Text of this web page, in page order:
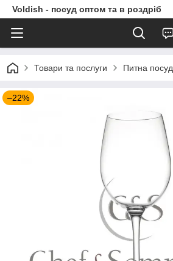
Voldish - посуд оптом та в роздріб
Товари та послуги Питна посуд
–22%